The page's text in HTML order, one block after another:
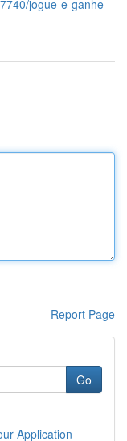
jogue-e-ganhe-
Report Page
Go
Application